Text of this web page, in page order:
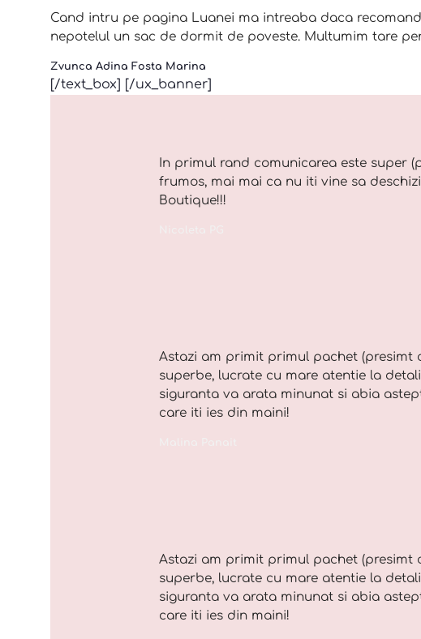
Cand intru pe pagina Luanei ma intreaba daca
nepotelul un sac de dormit de poveste. Multumim tare
Zvunca Adina Fosta Marina
[/text_box] [/ux_banner]
In primul rand comunicarea este super
frumos, mai mai ca nu iti vine sa
Boutique!!!
Astazi am primit primul pachet (presimt
superbe, lucrate cu mare atentie la
siguranta va arata minunat si abia
care iti ies din maini!
Astazi am primit primul pachet (presimt
superbe, lucrate cu mare atentie la
siguranta va arata minunat si abia
care iti ies din maini!